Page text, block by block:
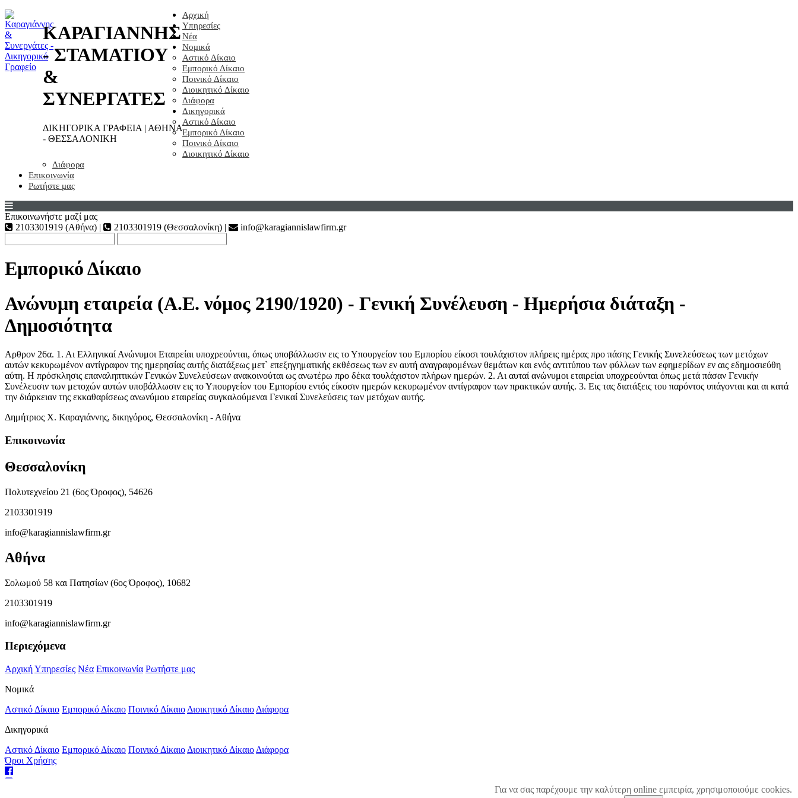
ΚΑΡΑΓΙΑΝΝΗΣ
- ΣΤΑΜΑΤΙΟΥ
&
ΣΥΝΕΡΓΑΤΕΣ
ΔΙΚΗΓΟΡΙΚΑ ΓΡΑΦΕΙΑ | ΑΘΗΝΑ
- ΘΕΣΣΑΛΟΝΙΚΗ
Αρχική
Υπηρεσίες
Νέα
Νομικά
Αστικό Δίκαιο
Εμπορικό Δίκαιο
Ποινικό Δίκαιο
Διοικητικό Δίκαιο
Διάφορα
Δικηγορικά
Αστικό Δίκαιο
Εμπορικό Δίκαιο
Ποινικό Δίκαιο
Διοικητικό Δίκαιο
Διάφορα
Επικοινωνία
Ρωτήστε μας
Επικοινωνήστε μαζί μας
2103301919 (Αθήνα) |
2103301919 (Θεσσαλονίκη) | info@karagiannislawfirm.gr
Εμπορικό Δίκαιο
Ανώνυμη εταιρεία (Α.Ε. νόμος 2190/1920) - Γενική Συνέλευση - Ημερήσια διάταξη -
Δημοσιότητα
Αρθρον 26α. 1. Αι Ελληνικαί Ανώνυμοι Εταιρείαι υποχρεούνται, όπως υποβάλλωσιν εις το Υπουργείον του Εμπορίου είκοσι τουλάχιστον πλήρεις ημέρας προ πάσης Γενικής Συνελεύσεως των μετόχων
αυτών κεκυρωμένον αντίγραφον της ημερησίας αυτής διατάξεως μετ` επεξηγηματικής εκθέσεως των εν αυτή αναγραφομένων θεμάτων και ενός αντιτύπου των φύλλων των εφημερίδων εν αις εδημοσιεύθη
αύτη. Η πρόσκλησις επαναληπτικών Γενικών Συνελεύσεων ανακοινούται ως ανωτέρω προ δέκα τουλάχιστον πλήρων ημερών. 2. Αι αυταί ανώνυμοι εταιρείαι υποχρεούνται όπως μετά πάσαν Γενικήν
Συνέλευσιν των μετοχών αυτών υποβάλλωσιν εις το Υπουργείον του Εμπορίου εντός είκοσιν ημερών κεκυρωμένον αντίγραφον των πρακτικών αυτής. 3. Εις τας διατάξεις του παρόντος υπάγονται και αι κατά
την διάρκειαν της εκκαθαρίσεως ανωνύμου εταιρείας συγκαλούμεναι Γενικαί Συνελεύσεις των μετόχων αυτής.
Δημήτριος Χ. Καραγιάννης, δικηγόρος, Θεσσαλονίκη - Αθήνα
Επικοινωνία
Θεσσαλονίκη
Πολυτεχνείου 21 (6ος Όροφος), 54626
2103301919
info@karagiannislawfirm.gr
Αθήνα
Σολωμού 58 και Πατησίων (6ος Όροφος), 10682
2103301919
info@karagiannislawfirm.gr
Περιεχόμενα
ΑρχικήΥπηρεσίες Νέα Επικοινωνία Ρωτήστε μας
Νομικά
Αστικό Δίκαιο Εμπορικό Δίκαιο Ποινικό Δίκαιο Διοικητικό Δίκαιο Διάφορα
Δικηγορικά
Αστικό Δίκαιο Εμπορικό Δίκαιο Ποινικό Δίκαιο Διοικητικό Δίκαιο Διάφορα
Όροι Χρήσης
Για να σας παρέχουμε την καλύτερη online εμπειρία, χρησιμοποιούμε cookies.